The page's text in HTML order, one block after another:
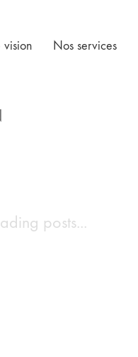
vision Nos services
posts...